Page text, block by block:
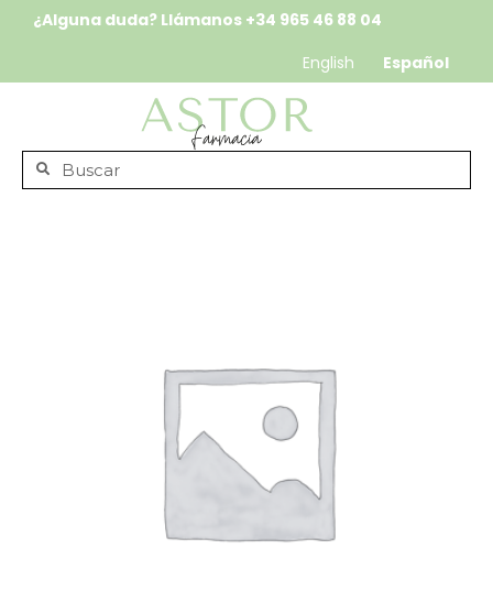
¿Alguna duda? Llámanos +34 965 46 88 04
English
Español